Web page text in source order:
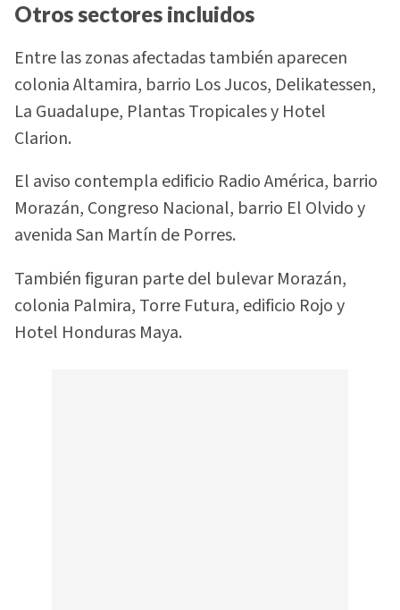
Otros sectores incluidos
Entre las zonas afectadas también aparecen
colonia Altamira, barrio Los Jucos, Delikatessen,
La Guadalupe, Plantas Tropicales y Hotel
Clarion.
El aviso contempla edificio Radio América, barrio
Morazán, Congreso Nacional, barrio El Olvido y
avenida San Martín de Porres.
También figuran parte del bulevar Morazán,
colonia Palmira, Torre Futura, edificio Rojo y
Hotel Honduras Maya.